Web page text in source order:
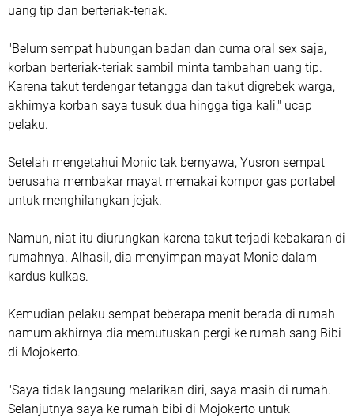
uang tip dan berteriak-teriak.
"Belum sempat hubungan badan dan cuma oral sex saja,
korban berteriak-teriak sambil minta tambahan uang tip.
Karena takut terdengar tetangga dan takut digrebek warga,
akhirnya korban saya tusuk dua hingga tiga kali," ucap
pelaku.
Setelah mengetahui Monic tak bernyawa, Yusron sempat
berusaha membakar mayat memakai kompor gas portabel
untuk menghilangkan jejak.
Namun, niat itu diurungkan karena takut terjadi kebakaran di
rumahnya. Alhasil, dia menyimpan mayat Monic dalam
kardus kulkas.
Kemudian pelaku sempat beberapa menit berada di rumah
namum akhirnya dia memutuskan pergi ke rumah sang Bibi
di Mojokerto.
"Saya tidak langsung melarikan diri, saya masih di rumah.
Selanjutnya saya ke rumah bibi di Mojokerto untuk